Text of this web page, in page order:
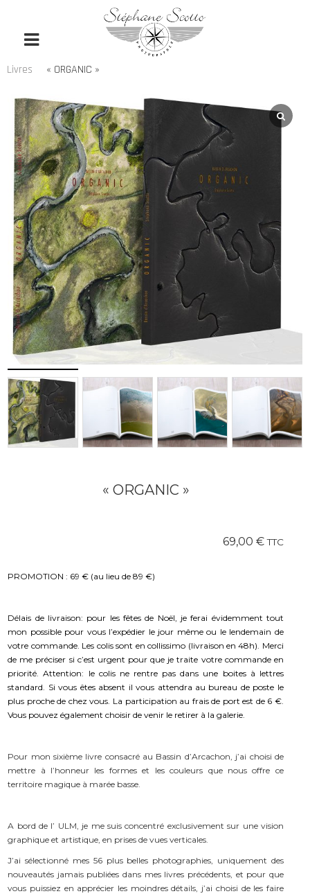
Livres « ORGANIC »
« ORGANIC »
69,00 € TTC
PROMOTION : 69 € (au lieu de 89 €)
Délais de livraison: pour les fêtes de Noël, je ferai évidemment tout
mon possible pour vous l’expédier le jour même ou le lendemain de
votre commande. Les colis sont en collissimo (livraison en 48h). Merci
de me préciser si c’est urgent pour que je traite votre commande en
priorité. Attention: le colis ne rentre pas dans une boites à lettres
standard. Si vous êtes absent il vous attendra au bureau de poste le
plus proche de chez vous. La participation au frais de port est de 6 €.
Vous pouvez également choisir de venir le retirer à la galerie.
Pour mon sixième livre consacré au Bassin d’Arcachon, j’ai choisi de
mettre à l’honneur les formes et les couleurs que nous offre ce
territoire magique à marée basse.
A bord de l’ ULM, je me suis concentré exclusivement sur une vision
graphique et artistique, en prises de vues verticales.
J’ai sélectionné mes 56 plus belles photographies, uniquement des
nouveautés jamais publiées dans mes livres précédents, et pour que
vous puissiez en apprécier les moindres détails, j’ai choisi de les faire